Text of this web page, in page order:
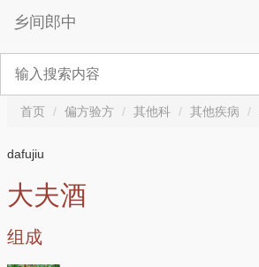
乡间郎中
首页 偏方验方 其他科 其他疾病
dafujiu
大夫酒
组成